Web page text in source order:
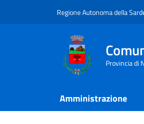
Regione Autonoma della
Provincia di
Amministrazione